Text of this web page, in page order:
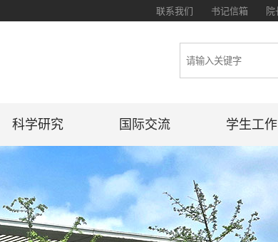
书记信箱
联系我们
科学研究 国际交流 学生工作